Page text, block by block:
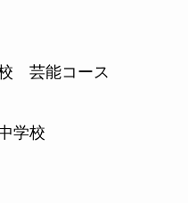
芸能コース
学校